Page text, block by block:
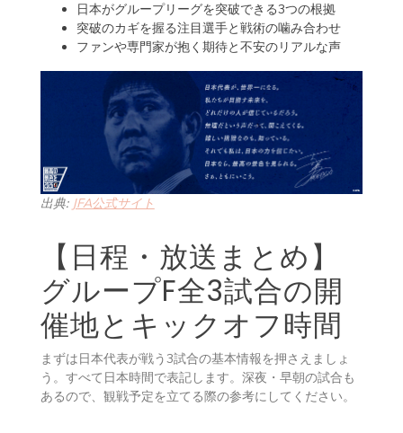
日本がグループリーグを突破できる3つの根拠
突破のカギを握る注目選手と戦術の噛み合わせ
ファンや専門家が抱く期待と不安のリアルな声
出典: JFA公式サイト
【日程・放送まとめ】
グループF全3試合の開
催地とキックオフ時間
まずは日本代表が戦う3試合の基本情報を押さえましょ
う。すべて日本時間で表記します。深夜・早朝の試合も
あるので、観戦予定を立てる際の参考にしてください。